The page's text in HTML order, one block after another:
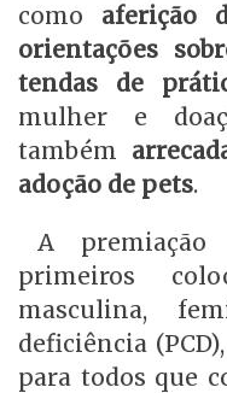
como aferição
orientações
tendas de
mulher e
também
adoção de pets.
A
primeiros
masculina,
deficiência
para todos que